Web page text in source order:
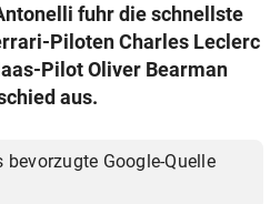
fuhr die schnellste
Piloten Charles Leclerc
Pilot Oliver Bearman
aus.
Google-Quelle